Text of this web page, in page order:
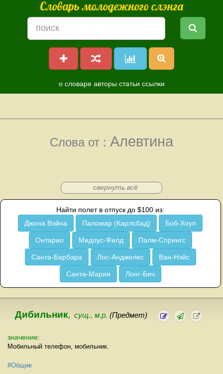
Словарь молодежного слэнга
о словаре авторы статьи ссылки
Слова от : Алевтина
свернуть всё
Найти полет в отпуск до $100 из:
Джона Вэйна
Паломар (Карлсбад) Боб-Хоуп
Онтарио Мидоус-Филд Палм-Спрингс
Санта-Барбара Лос-Анджелес Ван-Нэйс
Санта-Мария Лонг-Бич
Дибильник, сущ., м.р. (Предмет)
значение:
Мобильный телефон, мобильник.
#Общие